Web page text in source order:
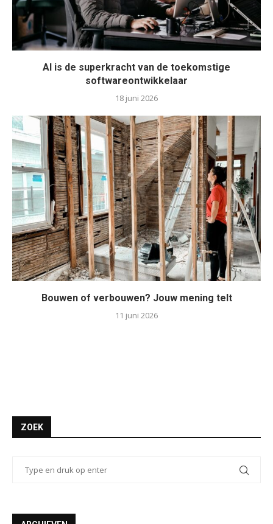
AI is de superkracht van de toekomstige
softwareontwikkelaar
18 juni 2026
Bouwen of verbouwen? Jouw mening telt
11 juni 2026
ZOEK